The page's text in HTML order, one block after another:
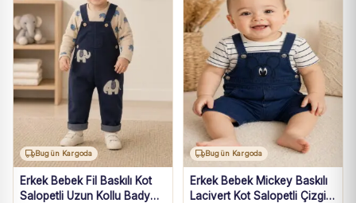
Bugün Kargoda
Erkek Bebek Fil Baskılı Kot
Salopetli Uzun Kollu Bady
Bugün Kargoda
Erkek Bebek Mickey Baskılı
Lacivert Kot Salopetli Çizgili